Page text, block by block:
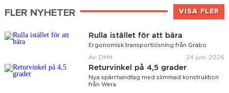
FLER NYHETER VISA FLER
Rulla istället för att bära
Ergonomisk transportlösning från Grabo
Av: DMH 24 juni, 2026
Returvinkel på 4,5 grader
Nya spärrhandtag med slimmad konstruktion
från Wera